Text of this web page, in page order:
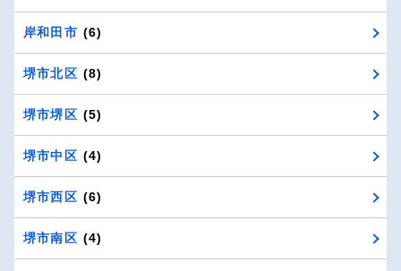
岸和田市 (6)
堺市北区 (8)
堺市堺区 (5)
堺市中区 (4)
堺市西区 (6)
堺市南区 (4)